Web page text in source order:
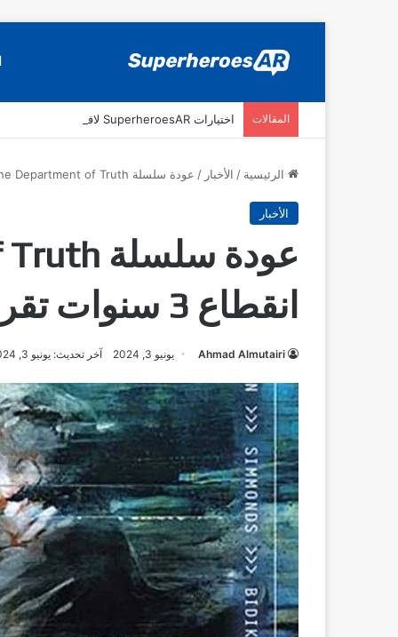
المقالات اختيارات SuperheroesAR لافضل اصدارات كومكس جديدة في سنة 2025
الرئيسية / الأخبار / عودة سلسلة The Department of Truth بعد انقطاع 3 سنوات تقريبا.
الأخبار
انقطاع 3 سنوات تقريبا.
Ahmad Almutairi يونيو 3, 2024 آخر تحديث: يونيو 3, 2024